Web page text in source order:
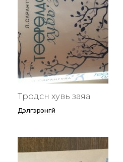
Төөрөодсөн хувь заяа
Дэлгэрэнгүй